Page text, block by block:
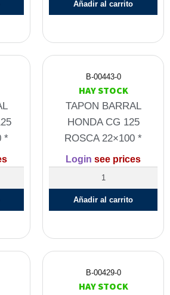
Añadir al carrito
*
B-00443-0
HAY STOCK
TAPON BARRAL
HONDA CG 125
ROSCA 22×100 *
Login see prices
Añadir al carrito
B-00429-0
HAY STOCK